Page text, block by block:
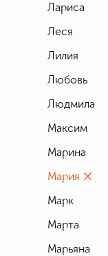
Лариса
Леся
Лилия
Любовь
Людмила
Максим
Марина
Мария
Марк
Марта
Марьяна